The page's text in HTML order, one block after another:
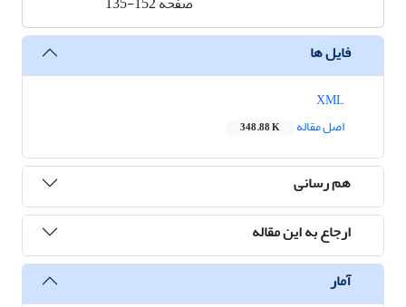
فایل ها
اصل مقاله
348.88 K
هم رسانی
ارجاع به این مقاله
آمار